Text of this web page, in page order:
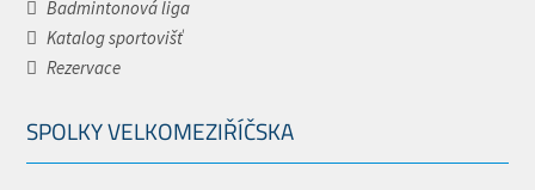
Badmintonová liga
Katalog sportovišť
Rezervace
SPOLKY VELKOMEZIŘÍČSKA